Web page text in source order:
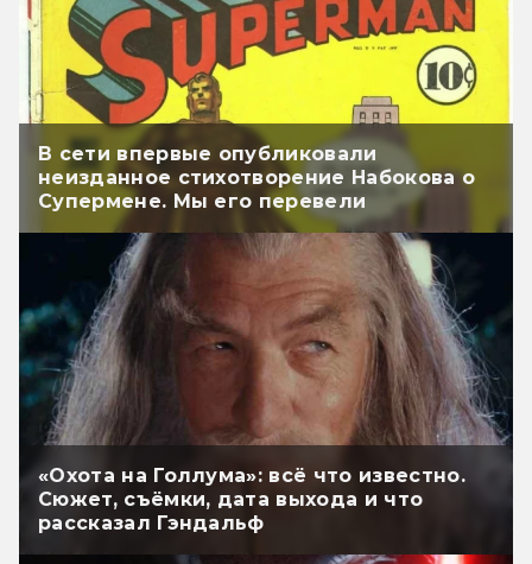
В сети впервые опубликовали
неизданное стихотворение Набокова о
Супермене. Мы его перевели
«Охота на Голлума»: всё что известно.
Сюжет, съёмки, дата выхода и что
рассказал Гэндальф